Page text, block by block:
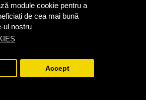
module cookie pentru a
de cea mai bună
ul nostru
Accept
FILTRARE PRODUSE